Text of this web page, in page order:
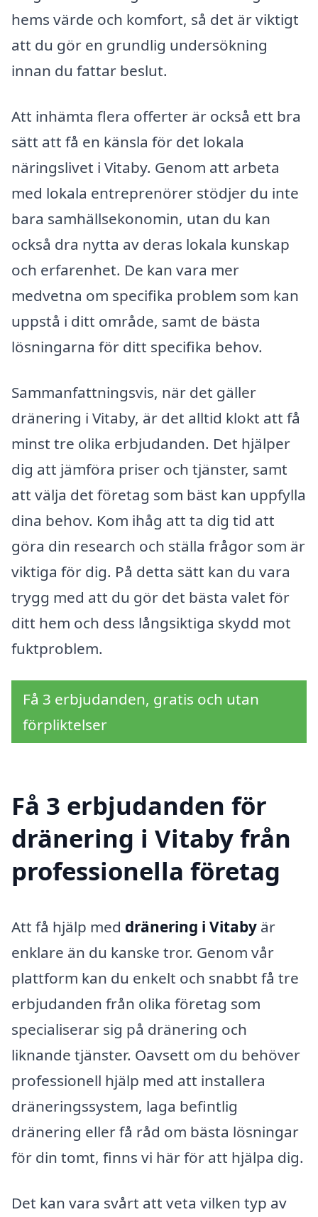
hems värde och komfort, så det är viktigt
att du gör en grundlig undersökning
innan du fattar beslut.
Att inhämta flera offerter är också ett bra
sätt att få en känsla för det lokala
näringslivet i Vitaby. Genom att arbeta
med lokala entreprenörer stödjer du inte
bara samhällsekonomin, utan du kan
också dra nytta av deras lokala kunskap
och erfarenhet. De kan vara mer
medvetna om specifika problem som kan
uppstå i ditt område, samt de bästa
lösningarna för ditt specifika behov.
Sammanfattningsvis, när det gäller
dränering i Vitaby, är det alltid klokt att få
minst tre olika erbjudanden. Det hjälper
dig att jämföra priser och tjänster, samt
att välja det företag som bäst kan uppfylla
dina behov. Kom ihåg att ta dig tid att
göra din research och ställa frågor som är
viktiga för dig. På detta sätt kan du vara
trygg med att du gör det bästa valet för
ditt hem och dess långsiktiga skydd mot
fuktproblem.
Få 3 erbjudanden, gratis och utan
förpliktelser
Få 3 erbjudanden för
dränering i Vitaby från
professionella företag
Att få hjälp med dränering i Vitaby är
enklare än du kanske tror. Genom vår
plattform kan du enkelt och snabbt få tre
erbjudanden från olika företag som
specialiserar sig på dränering och
liknande tjänster. Oavsett om du behöver
professionell hjälp med att installera
dräneringssystem, laga befintlig
dränering eller få råd om bästa lösningar
för din tomt, finns vi här för att hjälpa dig.
Det kan vara svårt att veta vilken typ av